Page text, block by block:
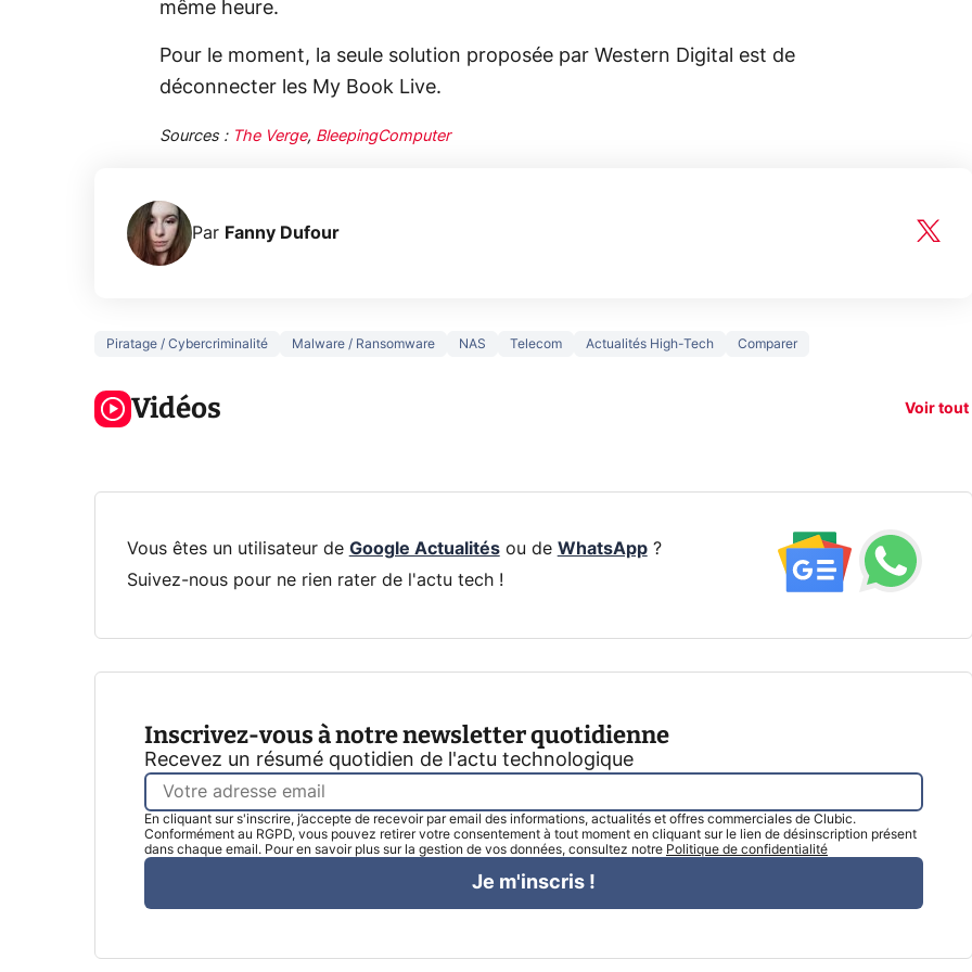
même heure.
Pour le moment, la seule solution proposée par Western Digital est de
déconnecter les My Book Live.
Sources : The Verge, BleepingComputer
Par Fanny Dufour
Piratage / Cybercriminalité Malware / Ransomware NAS Telecom Actualités High-Tech Comparer
Vidéos Voir tout
5 générations
la prochaine
Xbox !
xAI attaque la
150€
remboursés
Vous êtes un utilisateur de Google Actualitésou de WhatsApp?
Suivez-nous pour ne rien rater de l'actu tech !
Inscrivez-vous à notre newsletter quotidienne
Recevez un résumé quotidien de l'actu technologique
En cliquant sur s'inscrire, j’accepte de recevoir par email des informations, actualités et offres commerciales de Clubic.
Conformément au RGPD, vous pouvez retirer votre consentement à tout moment en cliquant sur le lien de désinscription présent
dans chaque email. Pour en savoir plus sur la gestion de vos données, consultez notre Politique de confidentialité
Je m'inscris !